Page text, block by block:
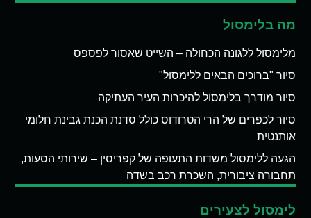
מה בלימסול
מלימסול ללגונה הכחולה – השייט שאסור לפספס
סיור "ברוכים הבאים ללימסול"
סיור מודרך בלימסול להיכרות העיר העתיקה
סיור לכפרים של הרי הטרודוס כולל סדנת הכנת גבינת חלומי
אותנטית
הגעה ללימסול משדות התעופה של קפריסין – שירותי הסעות,
תחבורה ציבורית, השכרת רכב בשדה
לימסול לצעירים